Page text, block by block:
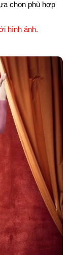
chọn phù hợp
hình ảnh.